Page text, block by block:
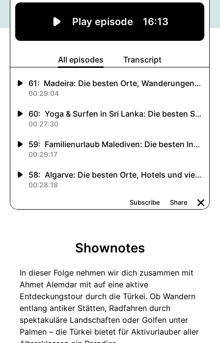
Shownotes
In dieser Folge nehmen wir dich zusammen mit
Ahmet Alemdar mit auf eine aktive
Entdeckungstour durch die Türkei. Ob Wandern
entlang antiker Stätten, Radfahren durch
spektakuläre Landschaften oder Golfen unter
Palmen – die Türkei bietet für Aktivurlauber aller